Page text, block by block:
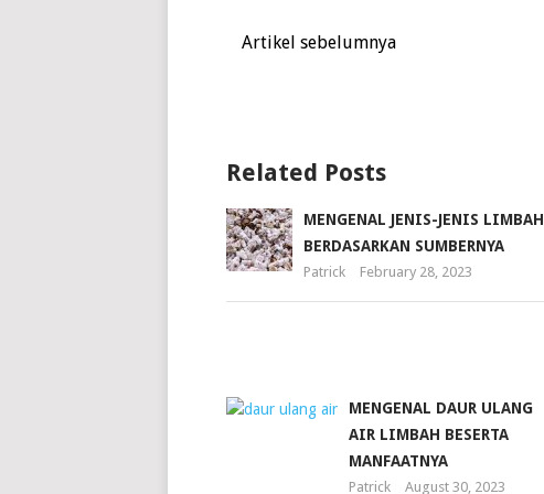
Artikel sebelumnya
Related Posts
MENGENAL JENIS-JENIS LIMBAH
BERDASARKAN SUMBERNYA
Patrick February 28, 2023
MENGENAL DAUR ULANG
AIR LIMBAH BESERTA
MANFAATNYA
Patrick August 30, 2023